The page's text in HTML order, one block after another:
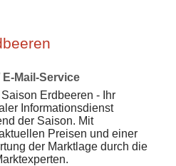
E-Mail-Service
Saison Erdbeeren - Ihr
Informationsdienst
der Saison. Mit
Preisen und einer
der Marktlage durch die